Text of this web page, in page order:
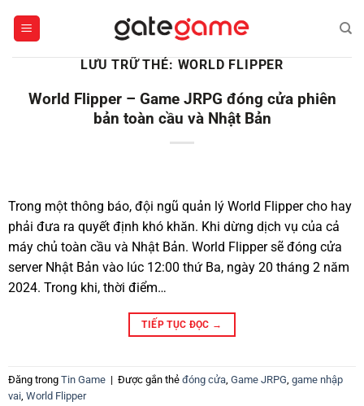
LƯU TRỮ THẺ: WORLD FLIPPER
World Flipper – Game JRPG đóng cửa phiên
bản toàn cầu và Nhật Bản
Trong một thông báo, đội ngũ quản lý World Flipper cho hay
phải đưa ra quyết định khó khăn. Khi dừng dịch vụ của cả
máy chủ toàn cầu và Nhật Bản. World Flipper sẽ đóng cửa
server Nhật Bản vào lúc 12:00 thứ Ba, ngày 20 tháng 2 năm
2024. Trong khi, thời điểm…
TIẾP TỤC ĐỌC →
Đăng trong Tin Game | Được gắn thẻ đóng cửa, Game JRPG, game nhập
vai, World Flipper